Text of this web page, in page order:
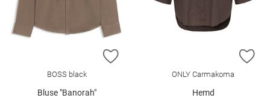
ZUR WUNSCHLISTE HINZUFÜGEN
BOSS black
Bluse "Banorah"
ONLY Carmakoma
Hemd